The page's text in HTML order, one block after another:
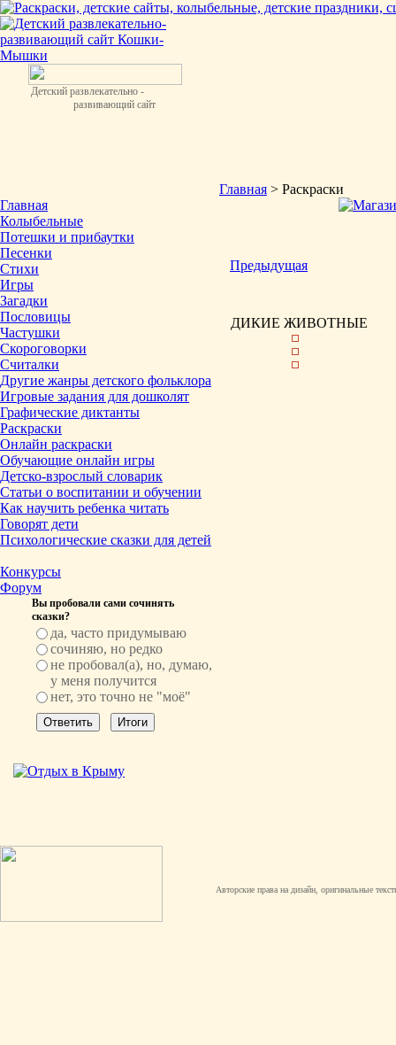
Детский развлекательно -
развивающий сайт
Главная
Колыбельные
Потешки и прибаутки
Песенки
Стихи
Игры
Загадки
Пословицы
Частушки
Скороговорки
Считалки
Другие жанры детского фольклора
Игровые задания для дошколят
Графические диктанты
Раскраски
Онлайн раскраски
Обучающие онлайн игры
Детско-взрослый словарик
Статьи о воспитании и обучении
Как научить ребенка читать
Говорят дети
Психологические сказки для детей
Конкурсы
Форум
Вы пробовали сами сочинять
сказки?
да, часто придумываю
сочиняю, но редко
не пробовал(а), но, думаю,
у меня получится
нет, это точно не "моё"
Главная > Раскраски
Предыдущая
ДИКИЕ ЖИВОТНЫЕ
Авторские права на дизайн, оригинальные